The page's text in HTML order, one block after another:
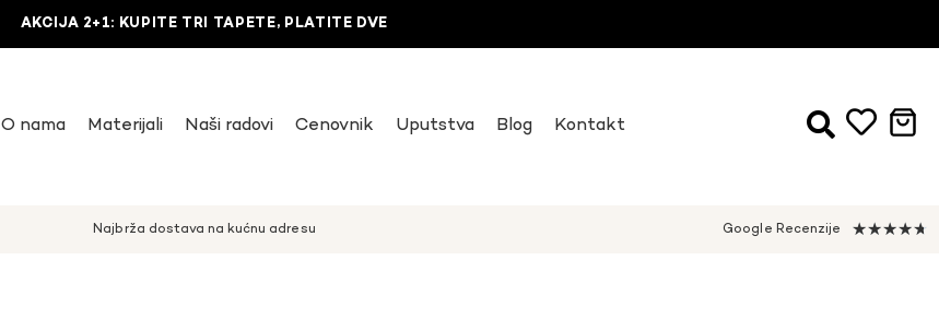
AKCIJA 2+1: KUPITE TRI TAPETE, PLATITE DVE
O nama Materijali Naši radovi Cenovnik Uputstva Blog Kontakt
Najbrža dostava na kućnu adresu Google Recenzije ★★★★★